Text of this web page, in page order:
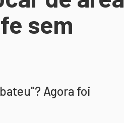
sem
Agora foi